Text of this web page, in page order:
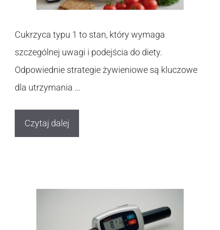
Cukrzyca typu 1 to stan, który wymaga
szczególnej uwagi i podejścia do diety.
Odpowiednie strategie żywieniowe są kluczowe
dla utrzymania …
Czytaj dalej